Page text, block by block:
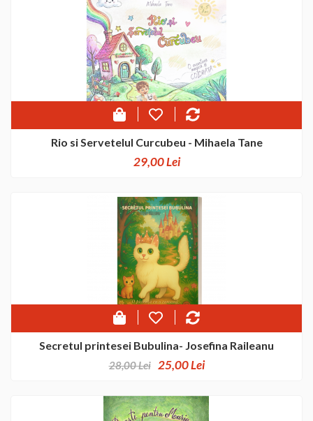
Rio si Servetelul Curcubeu - Mihaela Tane
29,00 Lei
Secretul printesei Bubulina- Josefina Raileanu
28,00 Lei 25,00 Lei